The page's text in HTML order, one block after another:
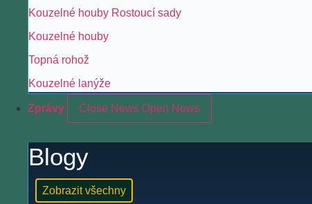
Kouzelné houby Rostoucí sady
Kouzelné houby
Topná rohož
Kouzelné lanýže
Zprávy Close News Open News
Blogy
Zobrazit všechny